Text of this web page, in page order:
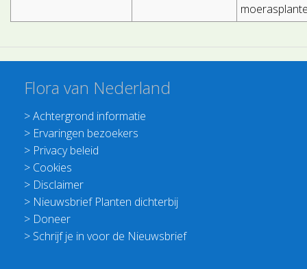
Flora van Nederland
>Achtergrond informatie
> Ervaringen bezoekers
> Privacy beleid
> Cookies
> Disclaimer
> Nieuwsbrief Planten dichterbij
> Doneer
> Schrijf je in voor de Nieuwsbrief